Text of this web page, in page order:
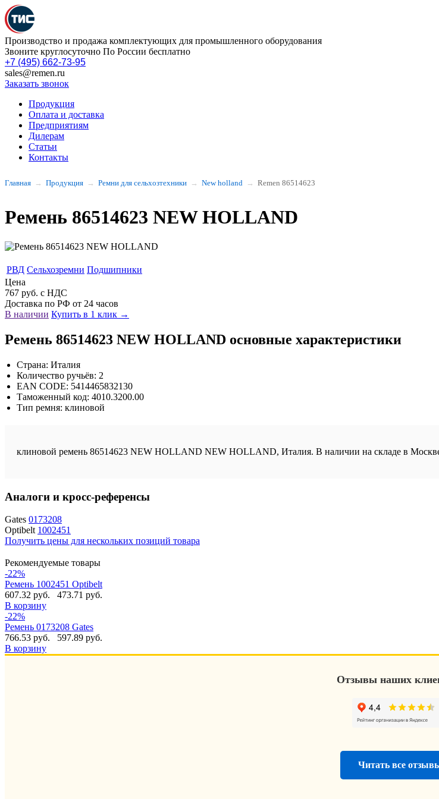
Производство и продажа комплектующих для промышленного оборудования
Звоните круглосуточно По России бесплатно
+7 (495) 662-73-95
sales@remen.ru
Заказать звонок
Продукция
Оплата и доставка
Предприятиям
Дилерам
Статьи
Контакты
Главная Продукция Ремни для сельхозтехники New holland Remen 86514623
Ремень 86514623 NEW HOLLAND
РВД Сельхозремни Подшипники
Цена
767 руб. с НДС
Доставка по РФ от 24 часов
В наличии Купить в 1 клик →
Ремень 86514623 NEW HOLLAND основные характеристики
Страна: Италия
Количество ручьёв: 2
EAN CODE: 5414465832130
Таможенный код: 4010.3200.00
Тип ремня: клиновой
клиновой ремень 86514623 NEW HOLLAND NEW HOLLAND, Италия. В наличии на складе в
Аналоги и кросс-референсы
Gates 0173208
Optibelt 1002451
Получить цены для нескольких позиций товара
Рекомендуемые товары
-22%
Ремень 1002451 Optibelt
607.32 руб.
473.71 руб.
В корзину
-22%
Ремень 0173208 Gates
766.53 руб.
597.89 руб.
В корзину
Отзывы наших
Читать все